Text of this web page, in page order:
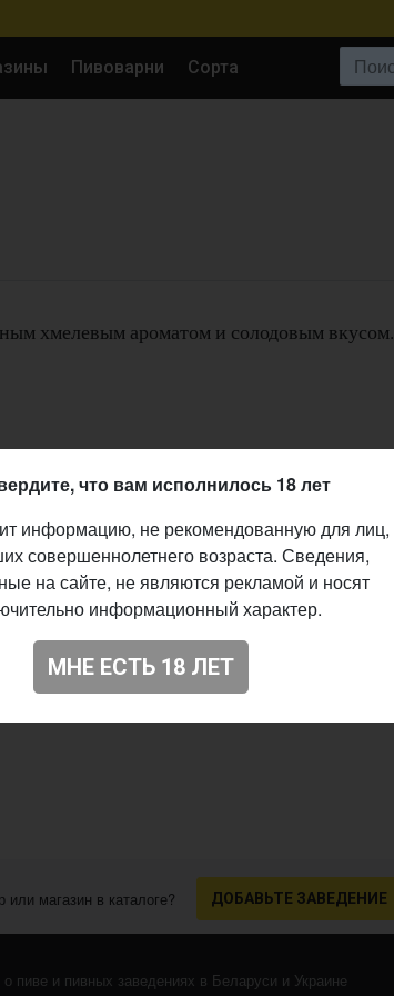
Пивоварни Сорта
хмелевым ароматом и солодовым вкусом.
магазин в каталоге? ДОБАВЬТЕ ЗАВЕДЕНИЕ
и пивных заведениях в Беларуси и Украине
что вам исполнилось 18 лет
информацию, не рекомендованную для лиц,
совершеннолетнего возраста. Сведения,
на сайте, не являются рекламой и носят
информационный характер.
МНЕ ЕСТЬ 18 ЛЕТ